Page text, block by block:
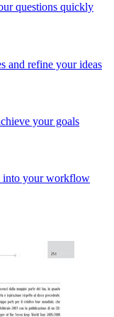
questions quickly
and refine your ideas
your goals
into your workflow